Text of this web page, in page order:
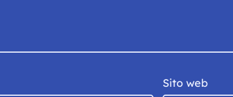
Sito web